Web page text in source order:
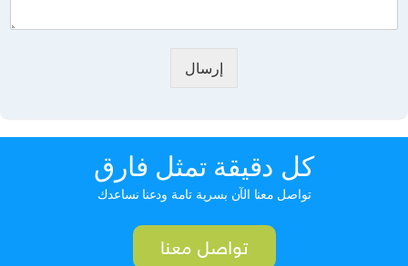
إرسال
كل دقيقة تمثل فارق
تواصل معنا الآن بسرية تامة ودعنا نساعدك
تواصل معنا